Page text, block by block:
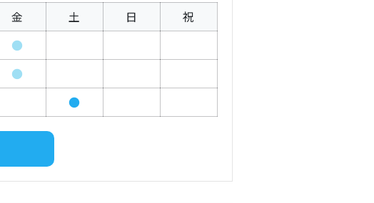
金 土 日 祝
●
●
●